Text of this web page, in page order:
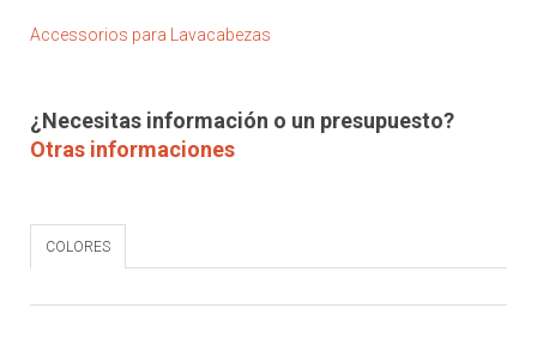
Accessorios para Lavacabezas
¿Necesitas información o un presupuesto?
Otras informaciones
COLORES